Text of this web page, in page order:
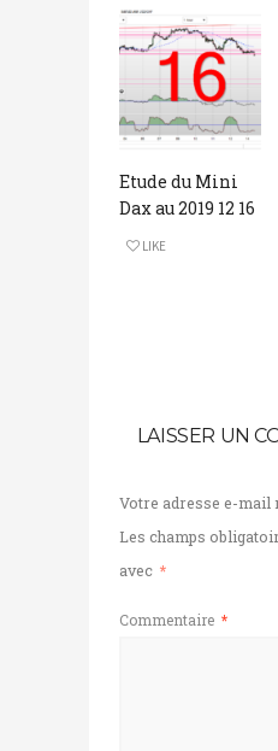
Etude du Mini
Dax au 2019 12 16
LIKE
LAISSER UN
Votre adresse e-mail
Les champs
avec *
Commentaire *